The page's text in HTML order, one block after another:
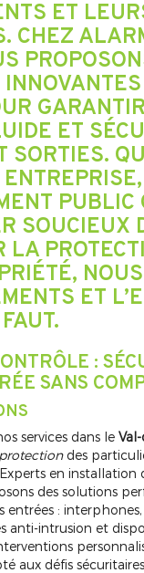
ET
CHEZ
ET
SORTIES.
PUBLIC
SOUCIEUX
LA
ET
:
SANS
services dans le Val-
protectiondes
en installation
des solutions
entrées :
anti-intrusion et
aux défis